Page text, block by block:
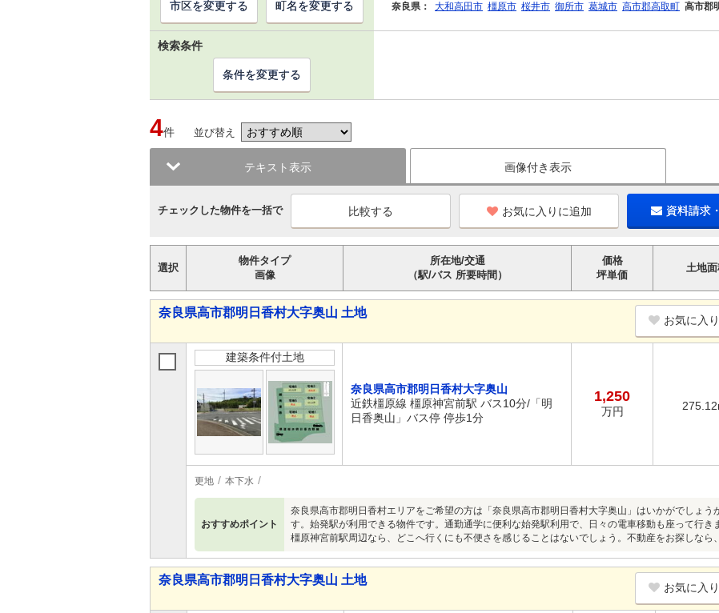
奈良県：
大和高田市 橿原市 桜井市 御所市 葛城市 高市郡高取町 高市郡
市区を変更する 町名を変更する
検索条件
条件を変更する
4件 並び替え
テキスト表示 画像付き表示
チェックした物件を一括で お気に入りに追加 資料請求
選択
物件タイプ
画像
所在地/交通
（駅/バス 所要時間）
価格
坪単価
土地
奈良県高市郡明日香村大字奥山 土地
お気に入
建築条件付土地
奈良県高市郡明日香村大字奥山
近鉄橿原線 橿原神宮前駅 バス10分/「明
日香奥山」バス停 停歩1分
1,250
万円
更地 本下水
おすすめポイント
奈良県高市郡明日香村エリアをご希望の方は「奈良県高市郡明日香村大字奥山」はいかがでしょ
す。始発駅が利用できる物件です。通勤通学に便利な始発駅利用で、日々の電車移動も座って行
橿原神宮前駅周辺なら、どこへ行くにも不便さを感じることはないでしょう。不動産をお探しなら
奈良県高市郡明日香村大字奥山 土地
お気に入